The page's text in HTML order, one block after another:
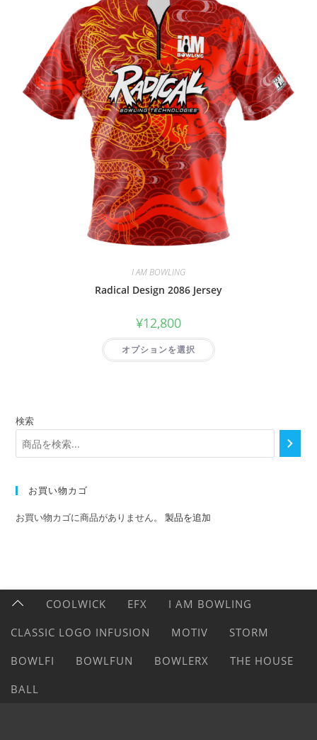
I AM BOWLING
Radical Design 2086 Jersey
¥12,800
オプションを選択
検索
お買い物カゴ
お買い物カゴに商品がありません。製品を追加
COOLWICK EFX
I AM BOWLING
CLASSIC LOGO INFUSION
MOTIV
STORM
BOWLFI
BOWLFUN BOWLERX
THE HOUSE
BALL